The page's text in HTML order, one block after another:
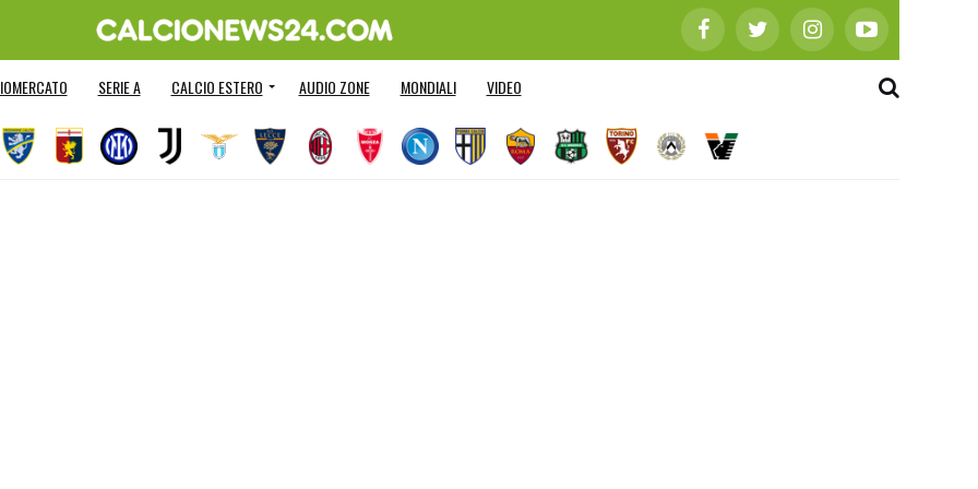
SERIE A CALCIO ESTERO AUDIO ZONE MONDIALI VIDEO